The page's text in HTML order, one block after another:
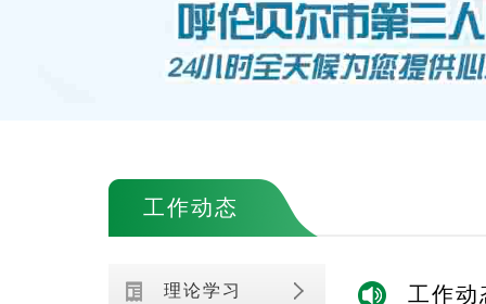
工作动态
理论学习 工作动